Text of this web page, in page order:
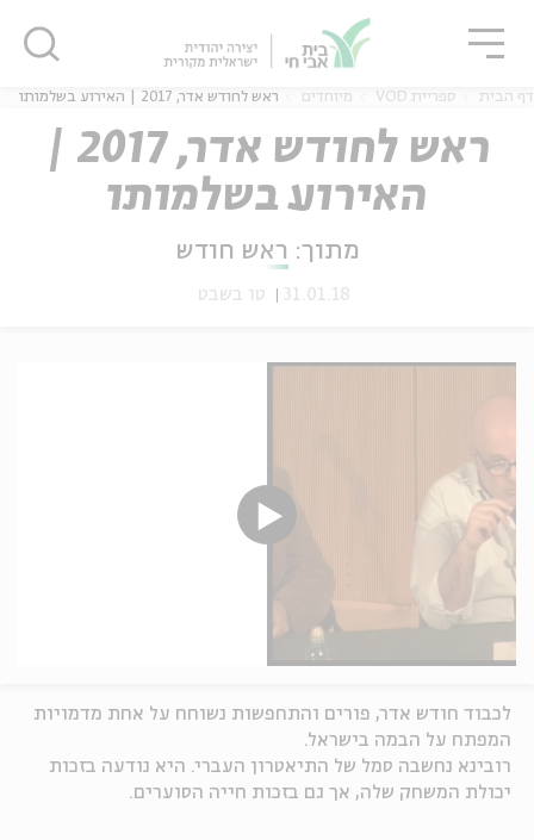
אנגלית
דף הבית ספריית VOD מיוחדים ראש לחודש אדר, 2017 | האירוע בשלמותו
ראש לחודש אדר, 2017 |
האירוע בשלמותו
מתוך: ראש חודש
31.01.18 טו בשבט
לכבוד חודש אדר, פורים והתחפשות נשוחח על אחת מדמויות
המפתח על הבמה בישראל.
רובינא נחשבה סמל של התיאטרון העברי. היא נודעה בזכות
יכולת המשחק שלה, אך גם בזכות חייה הסוערים.
סגור